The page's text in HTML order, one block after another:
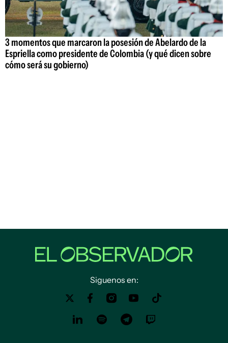
3 momentos que marcaron la posesión de Abelardo de la
Espriella como presidente de Colombia (y qué dicen sobre
cómo será su gobierno)
Siguenos en: